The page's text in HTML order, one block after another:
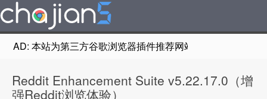
AD: 本站为第三方谷歌浏览器插件推荐网站，非Google
Reddit Enhancement Suite v5.22.17.0（增
强Reddit浏览体验）